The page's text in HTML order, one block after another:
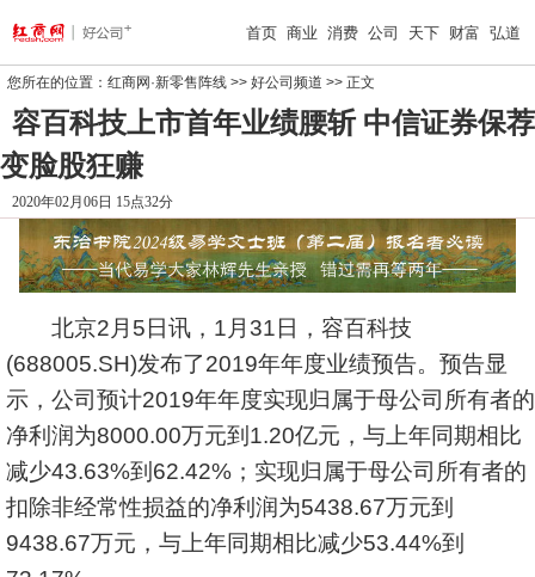
首页 商业 消费 公司 天下 财富 弘道
您所在的位置： 红商网·新零售阵线 >> 好公司频道 >> 正文
容百科技上市首年业绩腰斩 中信证券保荐
变脸股狂赚
2020年02月06日 15点32分
北京2月5日讯，1月31日，容百科技
(688005.SH)发布了2019年年度业绩预告。预告显
示，公司预计2019年年度实现归属于母公司所有者的
净利润为8000.00万元到1.20亿元，与上年同期相比
减少43.63%到62.42%；实现归属于母公司所有者的
扣除非经常性损益的净利润为5438.67万元到
9438.67万元，与上年同期相比减少53.44%到